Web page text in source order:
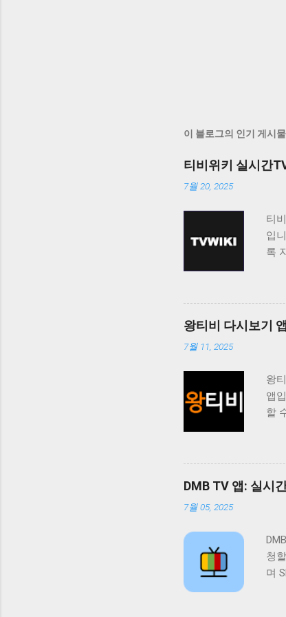
이 블로그의 인기 게시물
티비위키 실시간
7월 20, 2025
티
입
록
보
료
니
능
쉽
도
위
니
기
을
하
의
다
왕티비 다시보기
7월 11, 2025
왕
앱
할
점
니
있
제
다
왕
고
청
DMB TV 앱: 실시
7월 05, 2025
청
며
이